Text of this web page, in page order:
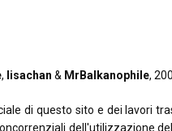
, lisachan & MrBalkanophile,
di questo sito e dei lavori
dell'utilizzazione